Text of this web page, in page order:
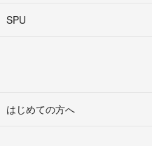
SPU
はじめての方へ